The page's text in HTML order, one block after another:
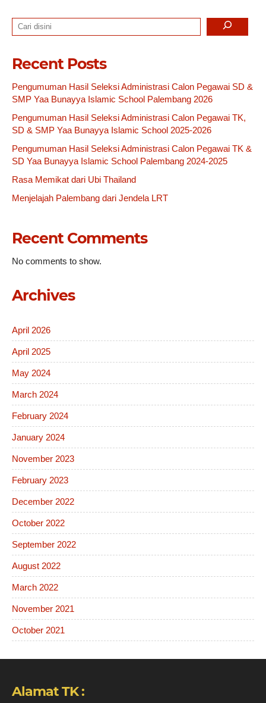
Search
Recent Posts
Pengumuman Hasil Seleksi Administrasi Calon Pegawai SD &
SMP Yaa Bunayya Islamic School Palembang 2026
Pengumuman Hasil Seleksi Administrasi Calon Pegawai TK,
SD & SMP Yaa Bunayya Islamic School 2025-2026
Pengumuman Hasil Seleksi Administrasi Calon Pegawai TK &
SD Yaa Bunayya Islamic School Palembang 2024-2025
Rasa Memikat dari Ubi Thailand
Menjelajah Palembang dari Jendela LRT
Recent Comments
No comments to show.
Archives
April 2026
April 2025
May 2024
March 2024
February 2024
January 2024
November 2023
February 2023
December 2022
October 2022
September 2022
August 2022
March 2022
November 2021
October 2021
Alamat TK :